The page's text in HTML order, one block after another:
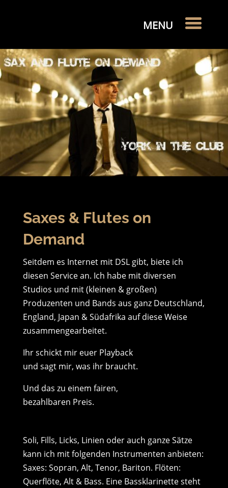
Saxes & Flutes on
Demand
Seitdem es Internet mit DSL gibt, biete ich
diesen Service an. Ich habe mit diversen
Studios und mit (kleinen & großen)
Produzenten und Bands aus ganz Deutschland,
England, Japan & Südafrika auf diese Weise
zusammengearbeitet.
Ihr schickt mir euer Playback
und sagt mir, was ihr braucht.
Und das zu einem fairen,
bezahlbaren Preis.
Soli, Fills, Licks, Linien oder auch ganze Sätze
kann ich mit folgenden Instrumenten anbieten:
Saxes: Sopran, Alt, Tenor, Bariton. Flöten:
Querflöte, Alt & Bass. Eine Bassklarinette steht